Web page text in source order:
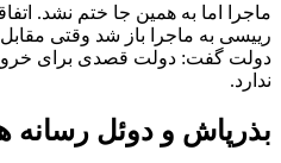
ماجرا اما به همین جا ختم نشد.
رییسی به ماجرا باز شد وقتی
دولت گفت: دولت قصدی برای خروج
ندارد.
بذرپاش و دوئل رسانه